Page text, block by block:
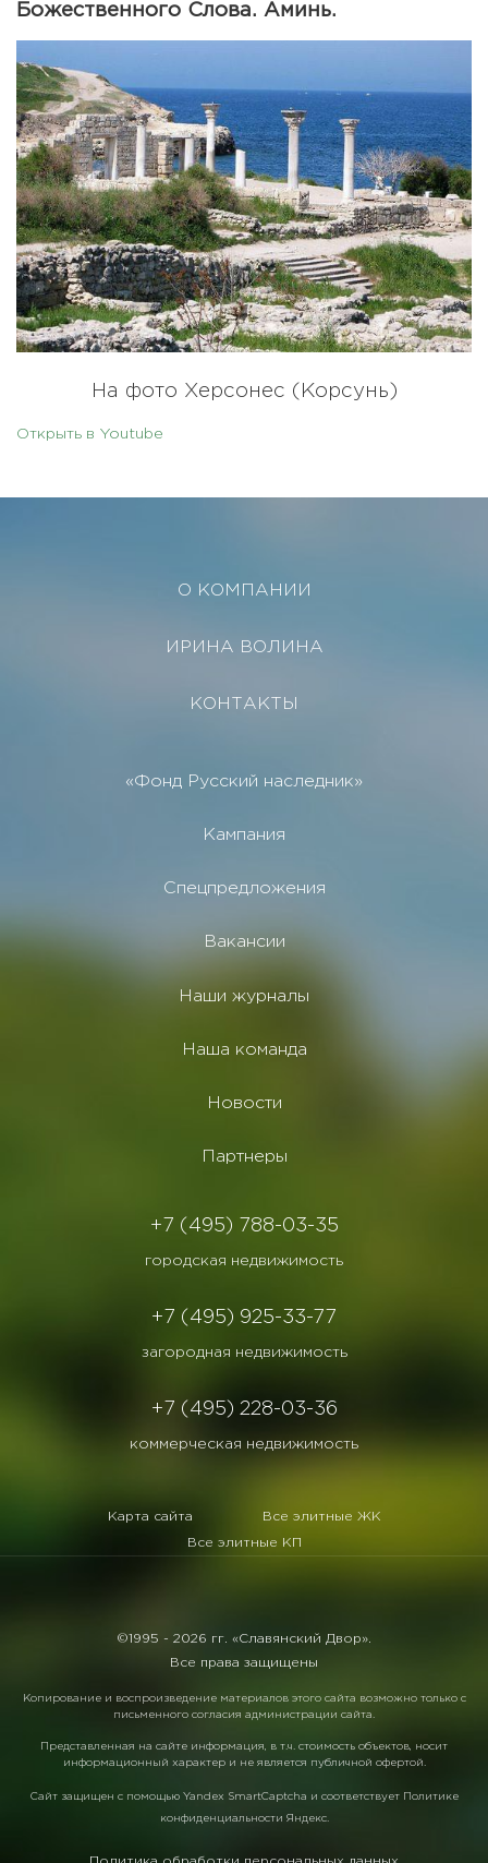
Божественного Слова. Аминь.
На фото Херсонес (Корсунь)
Открыть в Youtube
О КОМПАНИИ
ИРИНА ВОЛИНА
КОНТАКТЫ
«Фонд Русский наследник»
Кампания
Спецпредложения
Вакансии
Наши журналы
Наша команда
Новости
Партнеры
+7 (495) 788-03-35
городская недвижимость
+7 (495) 925-33-77
загородная недвижимость
+7 (495) 228-03-36
коммерческая недвижимость
Карта сайта Все элитные ЖК
Все элитные КП
©1995 - 2026 гг. «Славянский Двор».
Все права защищены
Копирование и воспроизведение материалов этого сайта возможно только с
письменного согласия администрации сайта.
Представленная на сайте информация, в т.ч. стоимость объектов, носит
информационный характер и не является публичной офертой.
Сайт защищен с помощью Yandex SmartCaptcha и соответствует Политике
конфиденциальности Яндекс.